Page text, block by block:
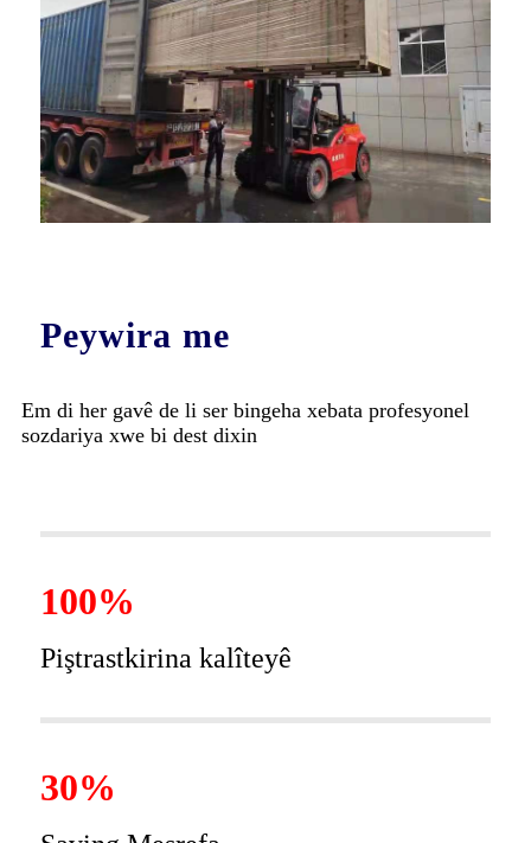
Peywira me
Em di her gavê de li ser bingeha xebata profesyonel
sozdariya xwe bi dest dixin
100%
Piştrastkirina kalîteyê
30%